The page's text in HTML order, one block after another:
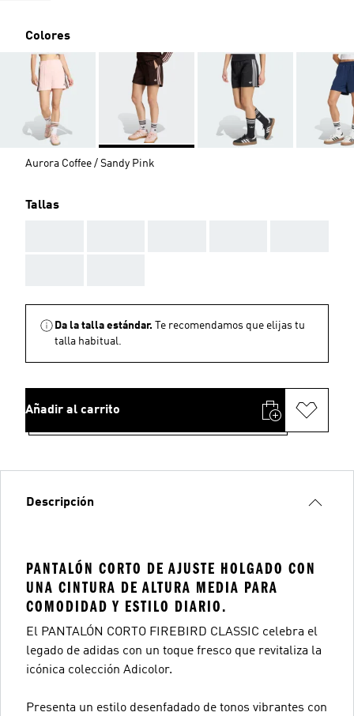
Colores
Aurora Coffee / Sandy Pink
Tallas
Da la talla estándar.
Te recomendamos que elijas tu
talla habitual.
Añadir al carrito
Descripción
PANTALÓN CORTO DE AJUSTE HOLGADO CON
UNA CINTURA DE ALTURA MEDIA PARA
COMODIDAD Y ESTILO DIARIO.
El PANTALÓN CORTO FIREBIRD CLASSIC celebra el
legado de adidas con un toque fresco que revitaliza la
icónica colección Adicolor.
Presenta un estilo desenfadado de tonos vibrantes con